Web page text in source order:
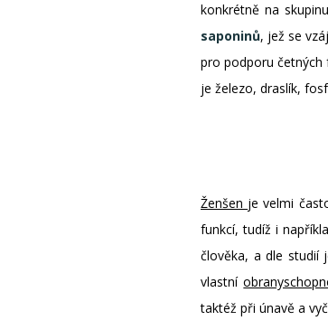
konkrétně na
saponinů, jež se
pro podporu četných
je železo, draslík,
Ženšen je velmi
funkcí, tudíž i
člověka, a dle studií
vlastní
taktéž při únavě a